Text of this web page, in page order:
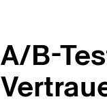
A/B-